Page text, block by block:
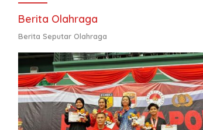
Berita Olahraga
Berita Seputar Olahraga